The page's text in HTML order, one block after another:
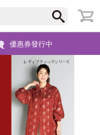
優惠券發行中